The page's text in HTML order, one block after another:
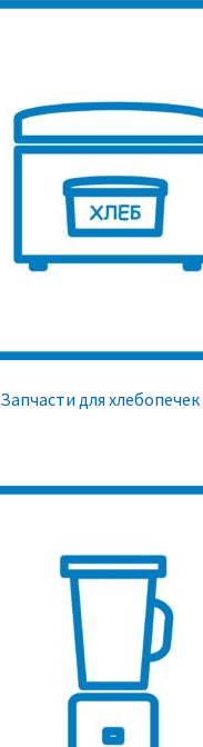
Запчасти для хлебопечек